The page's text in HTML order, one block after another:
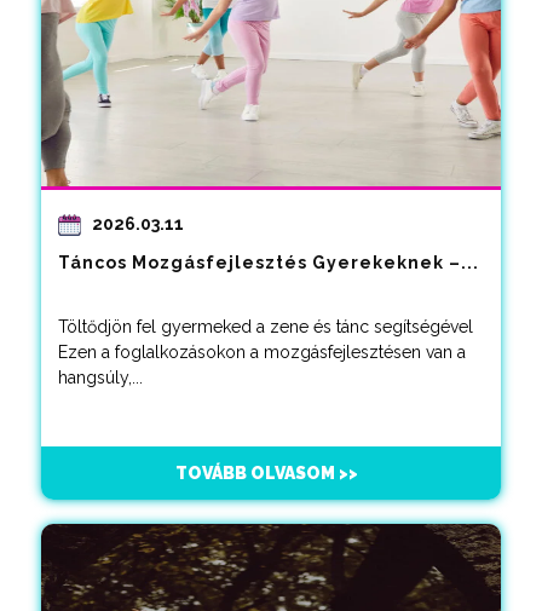
2026.03.11
Táncos Mozgásfejlesztés Gyerekeknek –...
Töltődjön fel gyermeked a zene és tánc segítségével
Ezen a foglalkozásokon a mozgásfejlesztésen van a
hangsúly,...
TOVÁBB OLVASOM >>